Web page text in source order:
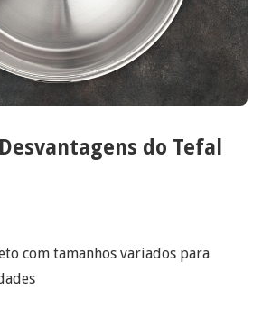
do Tefal
com tamanhos variados para